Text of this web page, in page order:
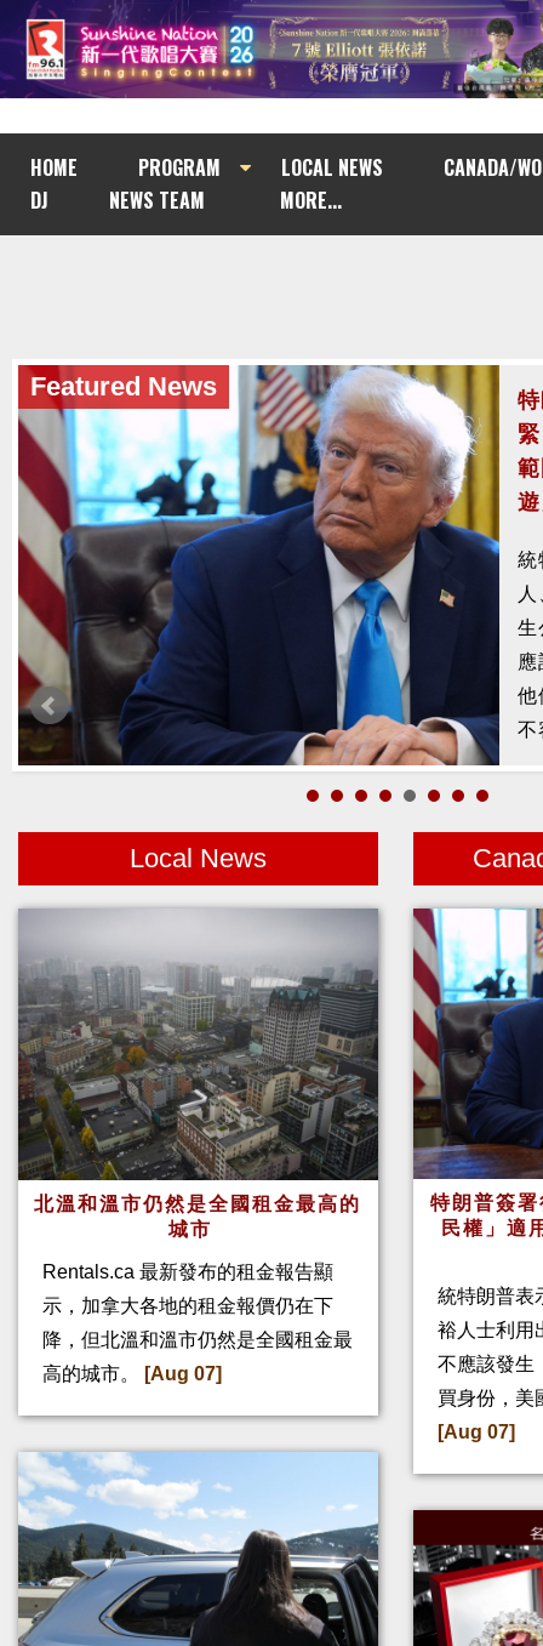
HOME PROGRAM LOCAL NEWS
CANADA/
DJ
NEWS TEAM MORE...
Featured News
統
生
他
不
Featured News
槍
示
者
Local News
北溫和溫市仍然是全國租金最高的
城市
Rentals.ca 最新發布的租金報告顯
示，加拿大各地的租金報價仍在下
降，但北溫和溫市仍然是全國租金最
高的城市。
[Aug 07]
特朗普簽
民權」適
統特朗普表
裕人士利用
不應該發生
買身份，美
[Aug 07]